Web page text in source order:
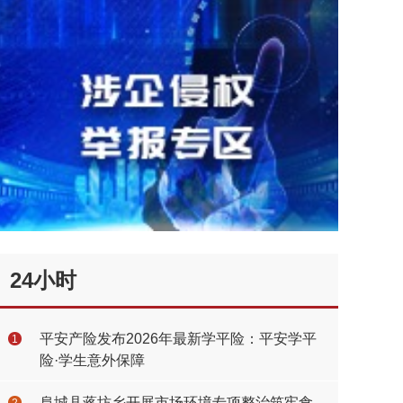
24小时
1
平安产险发布2026年最新学平险：平安学平
险·学生意外保障